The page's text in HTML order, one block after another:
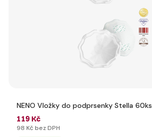
NENO Vložky do podprsenky Stella 60ks
119 Kč
98 Kč bez DPH